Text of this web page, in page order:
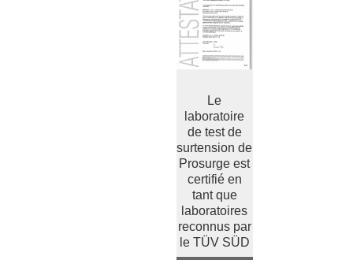
Le
laboratoire
de test de
surtension de
Prosurge est
certifié en
tant que
laboratoires
reconnus par
le TÜV SÜD